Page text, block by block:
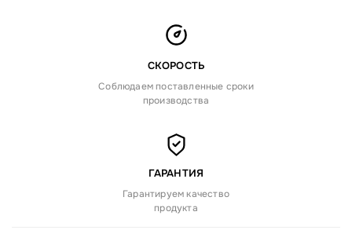
СКОРОСТЬ
Соблюдаем поставленные сроки
производства
ГАРАНТИЯ
Гарантируем качество
продукта